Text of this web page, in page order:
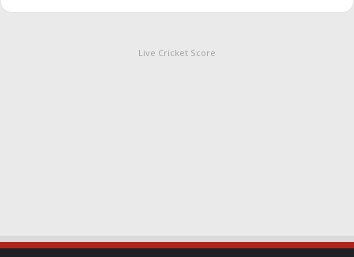
Live Cricket Score